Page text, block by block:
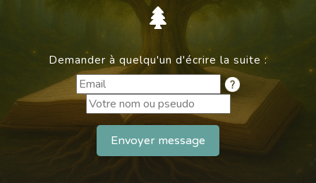
Demander à quelqu'un d'écrire la suite :
Envoyer message